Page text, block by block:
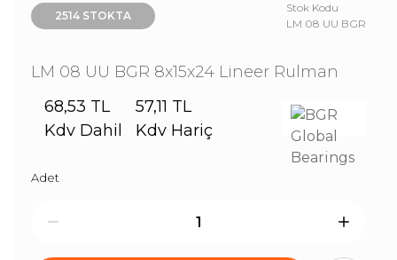
2514 STOKTA
Stok Kodu
LM 08 UU BGR
LM 08 UU BGR 8x15x24 Lineer Rulman
68,53 TL
Kdv Dahil
57,11 TL
Kdv Hariç
Adet